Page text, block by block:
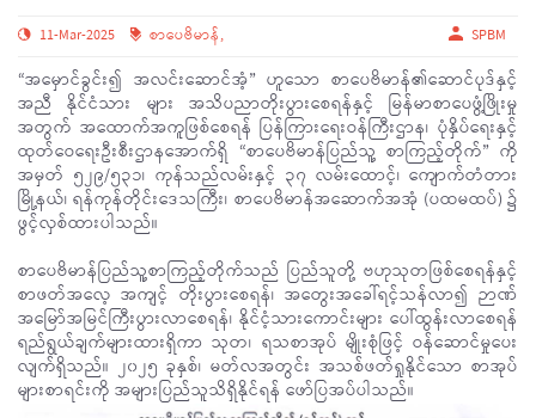
11-Mar-2025 စာပေဗိမာန်, SPBM
“အမှောင်ခွင်း၍ အလင်းဆောင်အံ့” ဟူသော စာပေဗိမာန်၏ဆောင်ပုဒ်နှင့်
အညီ နိုင်ငံသား များ အသိပညာတိုးပွားစေရန်နှင့် မြန်မာစာပေဖွံ့ဖြိုးမှု
အတွက် အထောက်အကူဖြစ်စေရန် ပြန်ကြားရေးဝန်ကြီးဌာန၊ ပုံနှိပ်ရေးနှင့်
ထုတ်ဝေရေးဦးစီးဌာနအောက်ရှိ “စာပေဗိမာန်ပြည်သူ့ စာကြည့်တိုက်” ကို
အမှတ် ၅၂၉/၅၃၁၊ ကုန်သည်လမ်းနှင့် ၃၇ လမ်းထောင့်၊ ကျောက်တံတား
မြို့နယ်၊ ရန်ကုန်တိုင်းဒေသကြီး၊ စာပေဗိမာန်အဆောက်အအုံ (ပထမထပ်) ၌
ဖွင့်လှစ်ထားပါသည်။
စာပေဗိမာန်ပြည်သူ့စာကြည့်တိုက်သည် ပြည်သူတို့ ဗဟုသုတဖြစ်စေရန်နှင့်
စာဖတ်အလေ့ အကျင့် တိုးပွားစေရန်၊ အတွေးအခေါ်ရင့်သန်လာ၍ ဉာဏ်
အမြော်အမြင်ကြီးပွားလာစေရန်၊ နိုင်ငံ့သားကောင်းများ ပေါ်ထွန်းလာစေရန်
ရည်ရွယ်ချက်များထားရှိကာ သုတ၊ ရသစာအုပ် မျိုးစုံဖြင့် ဝန်ဆောင်မှုပေး
လျက်ရှိသည်။ ၂၀၂၅ ခုနှစ်၊ မတ်လအတွင်း အသစ်ဖတ်ရှုနိုင်သော စာအုပ်
များစာရင်းကို အများပြည်သူသိရှိနိုင်ရန် ဖော်ပြအပ်ပါသည်။